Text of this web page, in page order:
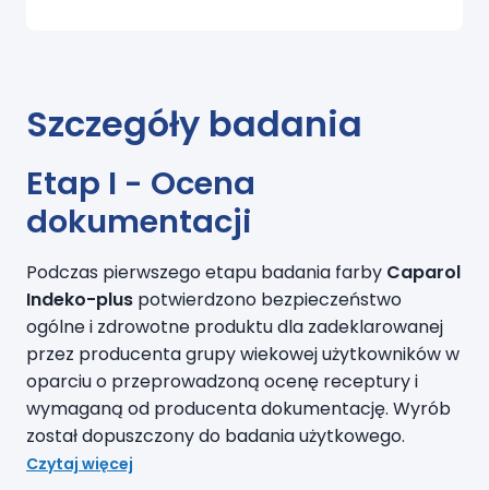
Szczegóły badania
Etap I - Ocena
dokumentacji
Podczas pierwszego etapu badania farby Caparol
Indeko-plus potwierdzono bezpieczeństwo
ogólne i zdrowotne produktu dla zadeklarowanej
przez producenta grupy wiekowej użytkowników w
oparciu o przeprowadzoną ocenę receptury i
wymaganą od producenta dokumentację. Wyrób
został dopuszczonydo badania użytkowego.
Czytaj więcej